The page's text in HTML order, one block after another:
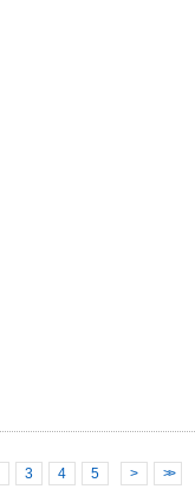
3 4 5 > >>